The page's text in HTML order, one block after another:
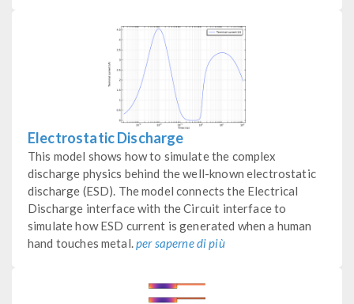
Electrostatic Discharge
This model shows how to simulate the complex
discharge physics behind the well-known electrostatic
discharge (ESD). The model connects the Electrical
Discharge interface with the Circuit interface to
simulate how ESD current is generated when a human
hand touches metal.per saperne di più